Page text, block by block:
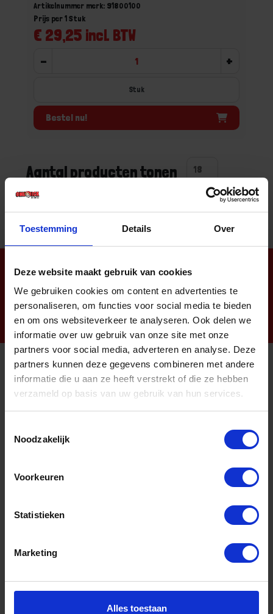
Toestemming Details Over
Deze website maakt gebruik van cookies
We gebruiken cookies om content en advertenties te
personaliseren, om functies voor social media te bieden
en om ons websiteverkeer te analyseren. Ook delen we
informatie over uw gebruik van onze site met onze
partners voor social media, adverteren en analyse. Deze
partners kunnen deze gegevens combineren met andere
informatie die u aan ze heeft verstrekt of die ze hebben
verzameld op basis van uw gebruik van hun services.
Noodzakelijk
Voorkeuren
Statistieken
Marketing
Alles toestaan
Artikelnummer merk: 91800100
€ 29,25 incl. BTW
Prijs per 1 Stuk
- +
Stuk
Bestel nu!
Aantal producten tonen
Nieuwsbrief
Informatie
Klachtenregeling Ome Dick
Privacyverklaring Ome Dick
Klantenservice Ome Dick